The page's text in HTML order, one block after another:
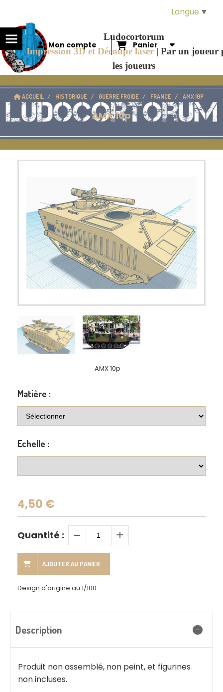
Ludocortorum
Impression 3D et Découpe laser |Par un joueur
les joueurs
Mon compte Panier
ACCUEIL HISTORIQUE GUERRE FROIDE FRANCE AMX 10P
AMX 10p
AMX 10p
Matière :
Echelle :
4,50 €
Quantité :
AJOUTER AU PANIER
Design d'origine au 1/100
Description
Produit non assemblé, non peint, et figurines
non incluses.
Langue ▼